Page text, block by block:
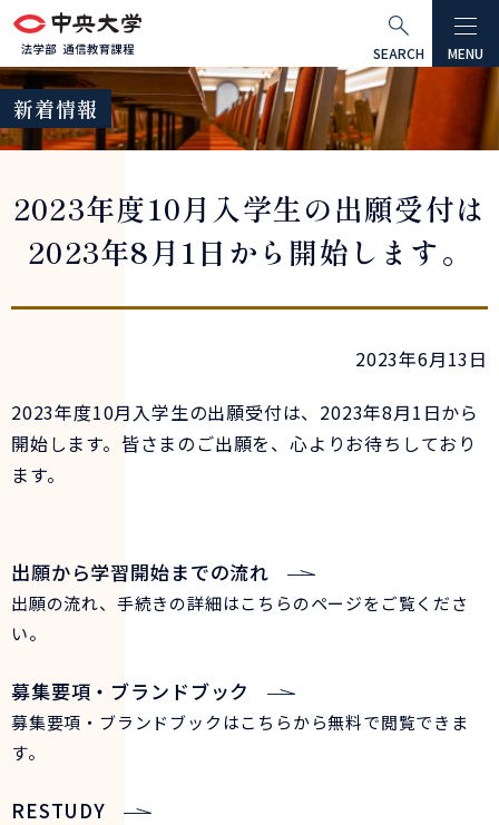
グ
ー
バ
ル
ビ
本
へ
ロ
カ
ル
ナ
ゲ
フ
タ
ー
へ
MENU
SEARCH
新着情報
2023年度10月入学生の出願受付は
2023年8月1日から開始します。
2023年6月13日
2023年度10月入学生の出願受付は、2023年8月1日から
開始します。皆さまのご出願を、心よりお待ちしており
ます。
出願から学習開始までの流れ
出願の流れ、手続きの詳細はこちらのページをご覧くださ
い。
募集要項・ブランドブック
募集要項・ブランドブックはこちらから無料で閲覧できま
す。
RESTUDY